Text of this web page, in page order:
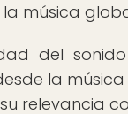
música
del
la
relevancia